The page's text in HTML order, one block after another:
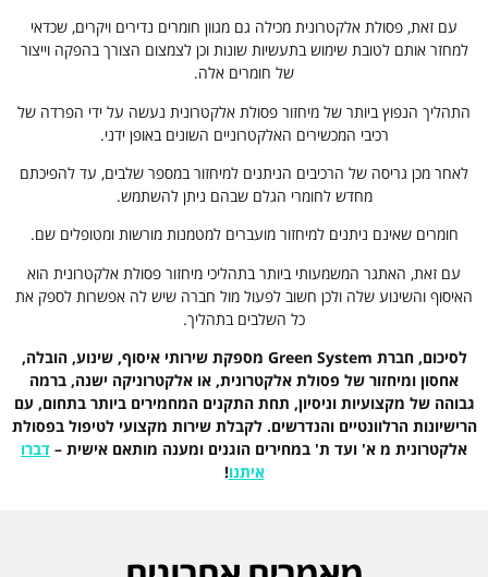
עם זאת, פסולת אלקטרונית מכילה גם מגוון חומרים נדירים ויקרים, שכדאי
למחזר אותם לטובת שימוש בתעשיות שונות וכן לצמצום הצורך בהפקה וייצור
של חומרים אלה.
התהליך הנפוץ ביותר של מיחזור פסולת אלקטרונית נעשה על ידי הפרדה של
רכיבי המכשירים האלקטרוניים השונים באופן ידני.
לאחר מכן גריסה של הרכיבים הניתנים למיחזור במספר שלבים, עד להפיכתם
מחדש לחומרי הגלם שבהם ניתן להשתמש.
חומרים שאינם ניתנים למיחזור מועברים למטמנות מורשות ומטופלים שם.
עם זאת, האתגר המשמעותי ביותר בתהליכי מיחזור פסולת אלקטרונית הוא
האיסוף והשינוע שלה ולכן חשוב לפעול מול חברה שיש לה אפשרות לספק את
כל השלבים בתהליך.
לסיכום, חברת Green System מספקת שירותי איסוף, שינוע, הובלה,
אחסון ומיחזור של פסולת אלקטרונית, או אלקטרוניקה ישנה, ברמה
גבוהה של מקצועיות וניסיון, תחת התקנים המחמירים ביותר בתחום, עם
הרישיונות הרלוונטיים והנדרשים. לקבלת שירות מקצועי לטיפול בפסולת
אלקטרונית מ א' ועד ת' במחירים הוגנים ומענה מותאם אישית – דברו
איתנו!